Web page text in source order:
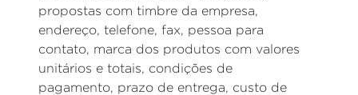
propostas com timbre da empresa,
endereço, telefone, fax, pessoa para
contato, marca dos produtos com valores
unitários e totais, condições de
pagamento, prazo de entrega, custo de